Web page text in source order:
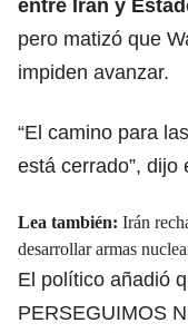
entre Irán y
pero matizó que
impiden avanzar.
“El camino para
está cerrado”, dijo
Lea también: Irán
desarrollar armas
El político añadió
PERSEGUIMOS